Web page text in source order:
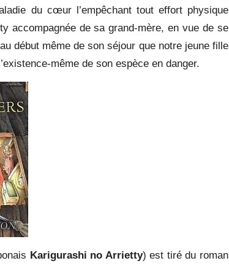
du cœur l’empêchant tout effort physique
accompagnée de sa grand-mère, en vue de se
début même de son séjour que notre jeune fille
même de son espèce en danger.
Karigurashi no Arrietty) est tiré du roman